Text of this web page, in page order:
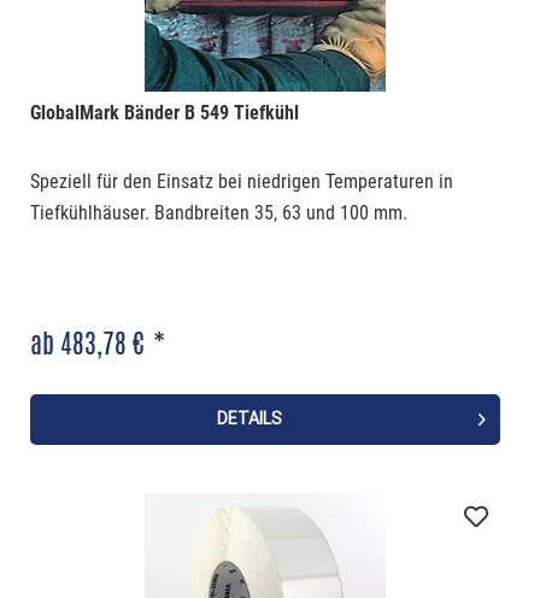
GlobalMark Bänder B 549 Tiefkühl
Speziell für den Einsatz bei niedrigen Temperaturen in
Tiefkühlhäuser. Bandbreiten 35, 63 und 100 mm.
ab 483,78 € *
DETAILS